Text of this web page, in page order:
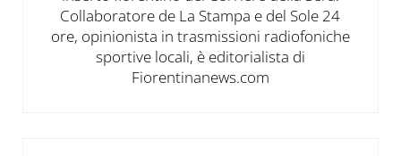
Collaboratore de La Stampa e del Sole 24
ore, opinionista in trasmissioni radiofoniche
sportive locali, è editorialista di
Fiorentinanews.com